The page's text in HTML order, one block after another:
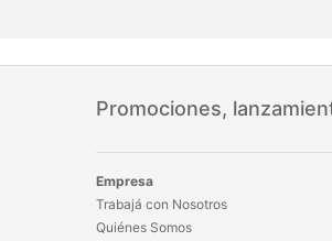
Promociones,
Empresa
Trabajá con Nosotros
Quiénes Somos